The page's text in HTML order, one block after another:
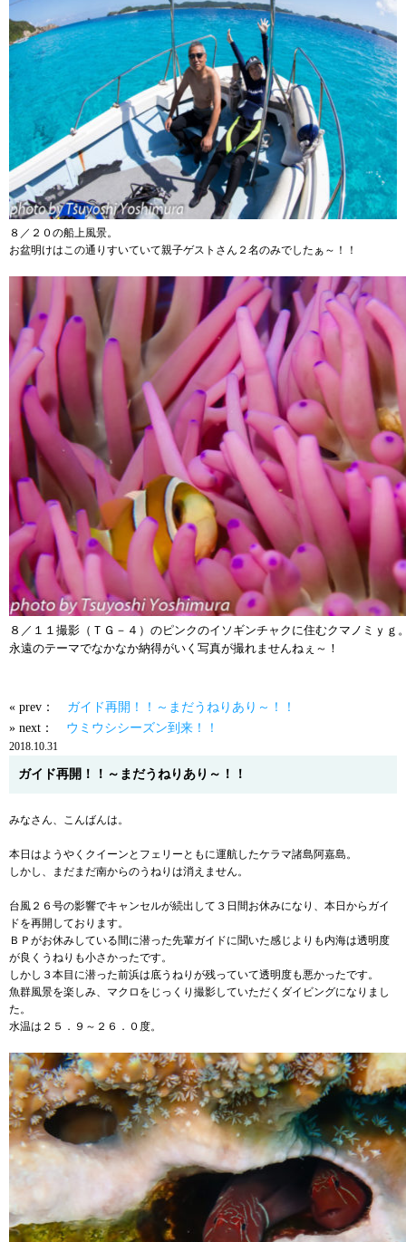
８／２０の船上風景。
お盆明けはこの通りすいていて親子ゲストさん２名のみでしたぁ～！！
８／１１撮影（ＴＧ－４）のピンクのイソギンチャクに住むクマノミｙｇ
永遠のテーマでなかなか納得がいく写真が撮れませんねぇ～！
« prev： ガイド再開！！～まだうねりあり～！！
» next： ウミウシシーズン到来！！
2018.10.31
ガイド再開！！～まだうねりあり～！！
みなさん、こんばんは。
本日はようやくクイーンとフェリーともに運航したケラマ諸島阿嘉島。
しかし、まだまだ南からのうねりは消えません。
台風２６号の影響でキャンセルが続出して３日間お休みになり、本日からガイ
ドを再開しております。
ＢＰがお休みしている間に潜った先輩ガイドに聞いた感じよりも内海は透明度
が良くうねりも小さかったです。
しかし３本目に潜った前浜は底うねりが残っていて透明度も悪かったです。
魚群風景を楽しみ、マクロをじっくり撮影していただくダイビングになりまし
た。
水温は２５．９～２６．０度。